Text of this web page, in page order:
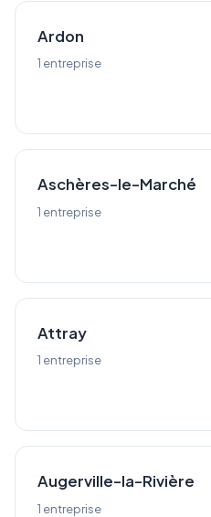
Ardon
1 entreprise
Aschères-le-Marché
1 entreprise
Attray
1 entreprise
Augerville-la-Rivière
1 entreprise